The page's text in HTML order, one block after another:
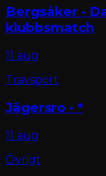
Bergsåker -
klubbsmatch
11 aug
Travsport
Jägersro - *
11 aug
Övrigt